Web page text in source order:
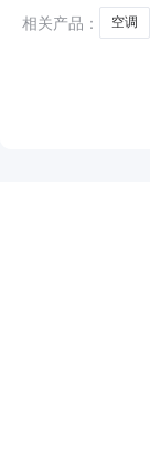
相关产品：
空调